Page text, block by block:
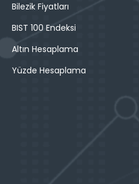
Bilezik Fiyatları
BIST 100 Endeksi
Altın Hesaplama
Yüzde Hesaplama